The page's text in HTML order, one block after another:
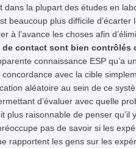
dans la plupart des études en
beaucoup plus difficile
à l’avance les choses afin
contact sont bien
connaissance ESP qu’a
avec la cible
aléatoire au sein de ce
d’évaluer avec quelle
plus raisonnable de penser
pas de savoir si les
rapportent les gens sur les